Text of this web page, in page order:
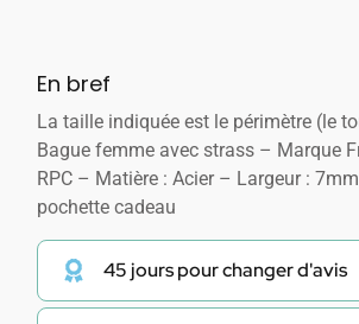
En bref
La taille indiquée est le périmètre (le
Bague femme avec strass – Marque
RPC – Matière : Acier – Largeur :
pochette cadeau
45 jours pour changer d'avis